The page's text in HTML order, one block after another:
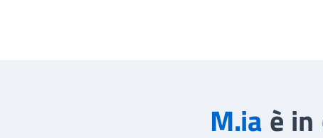
M.ia è